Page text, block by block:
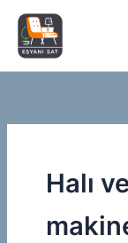
İçeriğe
Halı